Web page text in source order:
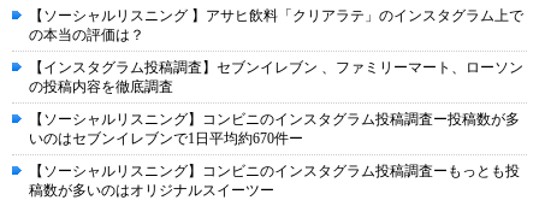
【ソーシャルリスニング 】アサヒ飲料「クリアラテ」のインスタグラム上で
の本当の評価は？
【インスタグラム投稿調査】セブンイレブン 、ファミリーマート、ローソン
の投稿内容を徹底調査
【ソーシャルリスニング】コンビニのインスタグラム投稿調査ー投稿数が多
いのはセブンイレブンで1日平均約670件ー
【ソーシャルリスニング】コンビニのインスタグラム投稿調査ーもっとも投
稿数が多いのはオリジナルスイーツー